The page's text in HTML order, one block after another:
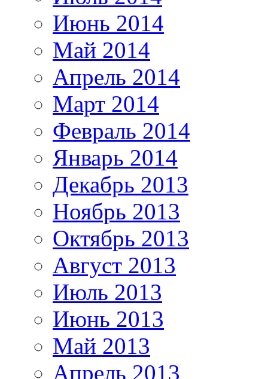
Июнь 2014
Май 2014
Апрель 2014
Март 2014
Февраль 2014
Январь 2014
Декабрь 2013
Ноябрь 2013
Октябрь 2013
Август 2013
Июль 2013
Июнь 2013
Май 2013
Апрель 2013